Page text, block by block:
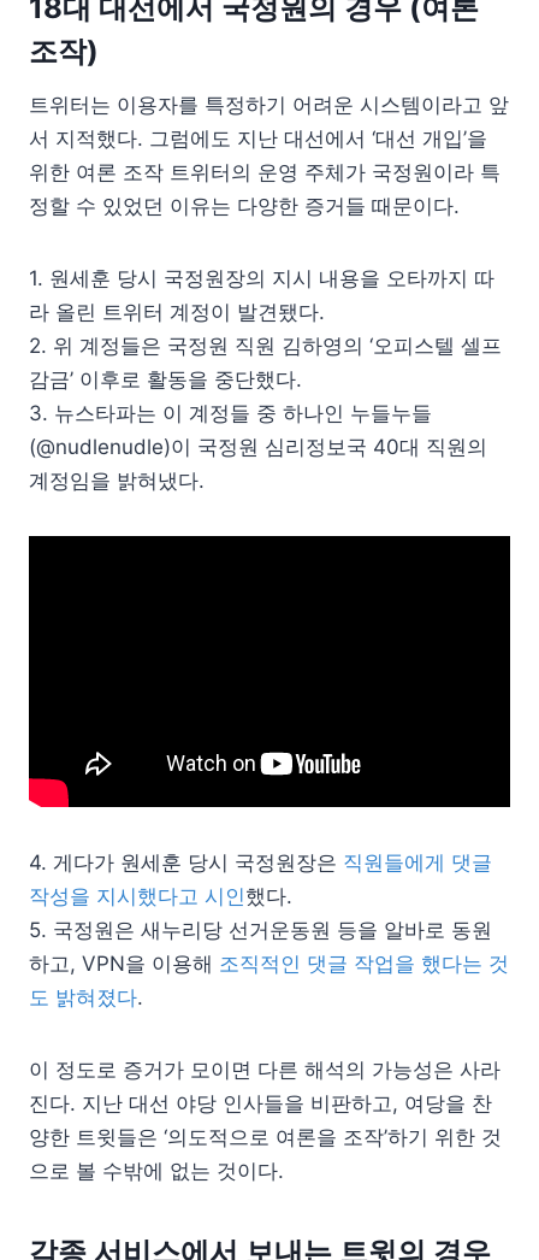
18대 대선에서 국정원의 경우 (여론
조작)
트위터는 이용자를 특정하기 어려운 시스템이라고 앞
서 지적했다. 그럼에도 지난 대선에서 ‘대선 개입’을
위한 여론 조작 트위터의 운영 주체가 국정원이라 특
정할 수 있었던 이유는 다양한 증거들 때문이다.
1. 원세훈 당시 국정원장의 지시 내용을 오타까지 따
라 올린 트위터 계정이 발견됐다.
2. 위 계정들은 국정원 직원 김하영의 ‘오피스텔 셀프
감금’ 이후로 활동을 중단했다.
3. 뉴스타파는 이 계정들 중 하나인 누들누들
(@nudlenudle)이 국정원 심리정보국 40대 직원의
계정임을 밝혀냈다.
4. 게다가 원세훈 당시 국정원장은 직원들에게 댓글
작성을 지시했다고 시인했다.
5. 국정원은 새누리당 선거운동원 등을 알바로 동원
하고, VPN을 이용해 조직적인 댓글 작업을 했다는 것
도 밝혀졌다.
이 정도로 증거가 모이면 다른 해석의 가능성은 사라
진다. 지난 대선 야당 인사들을 비판하고, 여당을 찬
양한 트윗들은 ‘의도적으로 여론을 조작’하기 위한 것
으로 볼 수밖에 없는 것이다.
각종 서비스에서 보내는 트윗의 경우